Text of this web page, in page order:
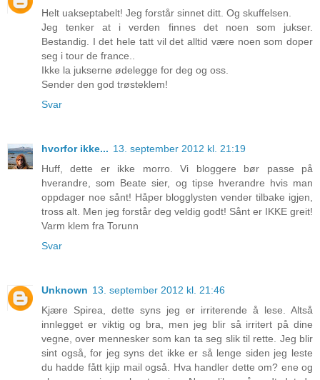
Helt uakseptabelt! Jeg forstår sinnet ditt. Og skuffelsen.
Jeg tenker at i verden finnes det noen som jukser.
Bestandig. I det hele tatt vil det alltid være noen som doper
seg i tour de france..
Ikke la jukserne ødelegge for deg og oss.
Sender den god trøsteklem!
Svar
hvorfor ikke... 13. september 2012 kl. 21:19
Huff, dette er ikke morro. Vi bloggere bør passe på
hverandre, som Beate sier, og tipse hverandre hvis man
oppdager noe sånt! Håper blogglysten vender tilbake igjen,
tross alt. Men jeg forstår deg veldig godt! Sånt er IKKE greit!
Varm klem fra Torunn
Svar
Unknown 13. september 2012 kl. 21:46
Kjære Spirea, dette syns jeg er irriterende å lese. Altså
innlegget er viktig og bra, men jeg blir så irritert på dine
vegne, over mennesker som kan ta seg slik til rette. Jeg blir
sint også, for jeg syns det ikke er så lenge siden jeg leste
du hadde fått kjip mail også. Hva handler dette om? ene og